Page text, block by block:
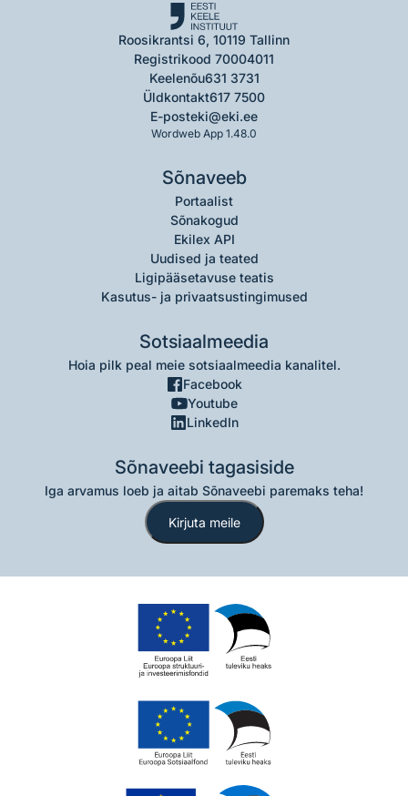
Roosikrantsi 6, 10119 Tallinn
Registrikood 70004011
Keelenõu631 3731
Üldkontakt617 7500
E-posteki@eki.ee
Wordweb App 1.48.0
Sõnaveeb
Portaalist
Sõnakogud
Ekilex API
Uudised ja teated
Ligipääsetavuse teatis
Kasutus- ja privaatsustingimused
Sotsiaalmeedia
Hoia pilk peal meie sotsiaalmeedia kanalitel.
Facebook
Youtube
LinkedIn
Sõnaveebi tagasiside
Iga arvamus loeb ja aitab Sõnaveebi paremaks teha!
Kirjuta meile